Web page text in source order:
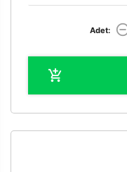
Adet: